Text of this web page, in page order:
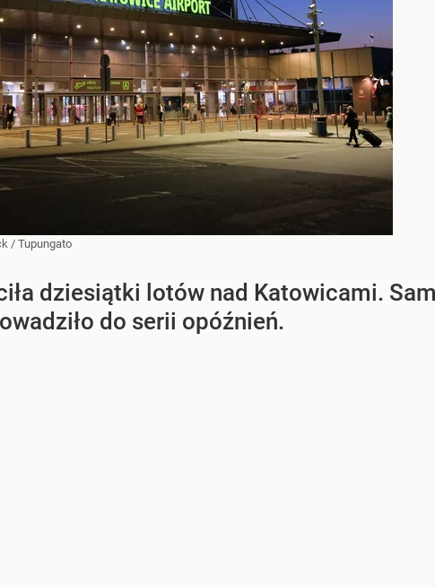
/ Tupungato
dziesiątki lotów nad Katowicami.
do serii opóźnień.